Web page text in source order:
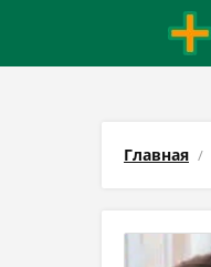
Главная